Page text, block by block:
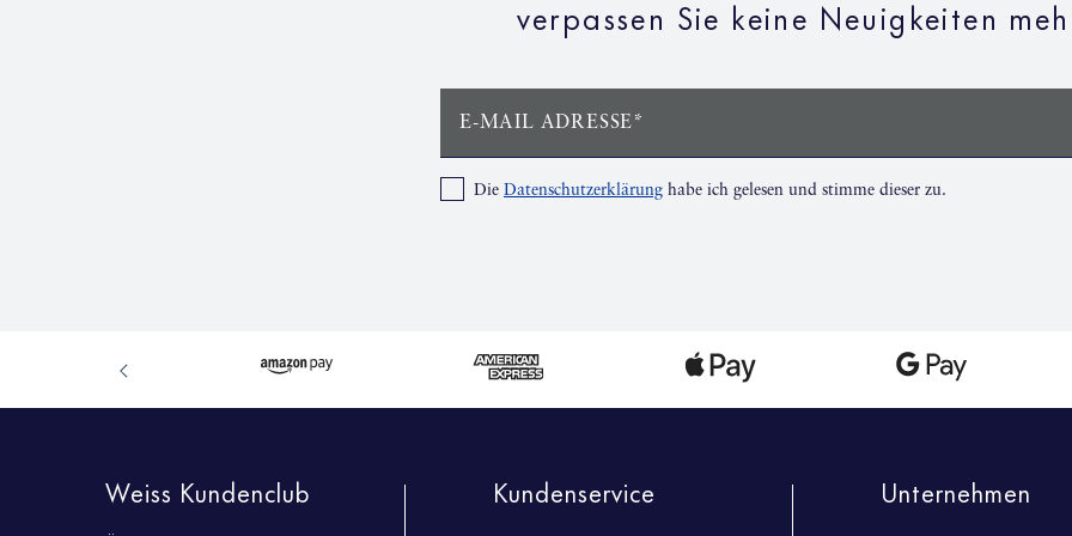
verpassen Sie keine Neuigkeiten
E-MAIL ADRESSE*
Die Datenschutzerklärung habe ich gelesen und stimme dieser zu.
Weiss Kundenclub Kundenservice Unternehmen